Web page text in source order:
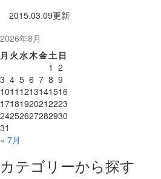
2015.03.09更新
2026年8月
月 火水木金土 日
1 2
3 4 5 6 7 8 9
1011 1213141516
17181920212223
24252627282930
31
« 7月
カテゴリーから探す